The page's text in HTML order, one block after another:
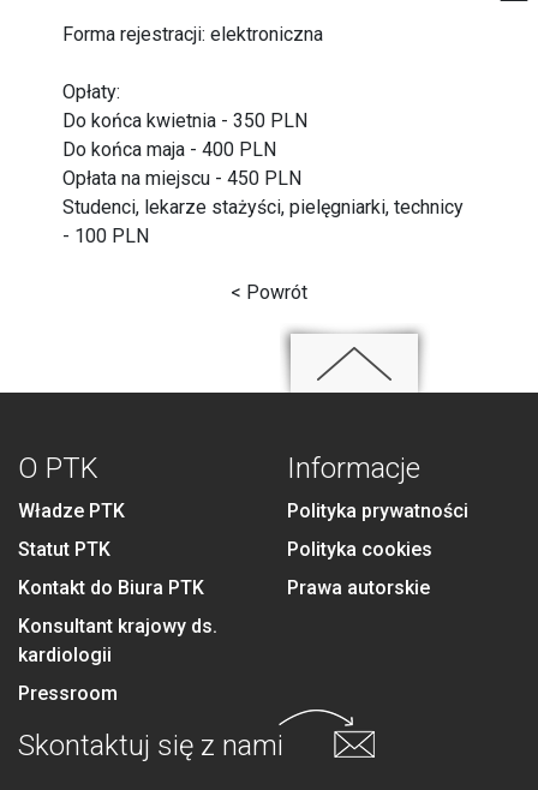
Forma rejestracji: elektroniczna
Opłaty:
Do końca kwietnia - 350 PLN
Do końca maja - 400 PLN
Opłata na miejscu - 450 PLN
Studenci, lekarze stażyści, pielęgniarki, technicy
- 100 PLN
< Powrót
O PTK
Władze PTK
Statut PTK
Kontakt do Biura PTK
Konsultant krajowy ds.
kardiologii
Pressroom
Informacje
Polityka prywatności
Polityka cookies
Prawa autorskie
Skontaktuj się z nami